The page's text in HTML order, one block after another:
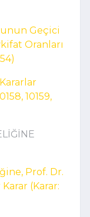
Geçici
Oranları
10159,
Prof. Dr.
(Karar: